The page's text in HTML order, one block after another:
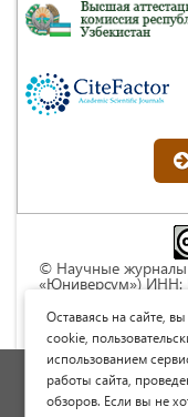
© Научные
«Юниверсум») ИНН:
Commons «
Непортированная
Политика
Оставаясь на сайте,
cookie,
использованием
работы сайта,
обзоров. Если вы не